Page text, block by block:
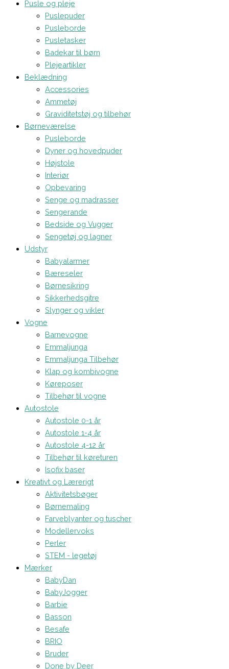
Pusle og pleje
Puslepuder
Pusleborde
Pusletasker
Badekar til børn
Plejeartikler
Beklædning
Accessories
Ammetøj
Graviditetstøj og tilbehør
Børneværelse
Pusleborde
Dyner og hovedpuder
Højstole
Interiør
Opbevaring
Senge og madrasser
Sengerande
Bedside og Vugger
Sengetøj og lagner
Udstyr
Babyalarmer
Bæreseler
Børnesikring
Sikkerhedsgitre
Slynger og vikler
Vogne
Barnevogne
Emmaljunga
Emmaljunga Tilbehør
Klap og kombivogne
Køreposer
Tilbehør til vogne
Autostole
Autostole 0-1 år
Autostole 1-4 år
Autostole 4-12 år
Tilbehør til køreturen
Isofix baser
Kreativt og Lærerigt
Aktivitetsbøger
Børnemaling
Farveblyanter og tuscher
Modellervoks
Perler
STEM - legetøj
Mærker
BabyDan
BabyJogger
Barbie
Basson
Besafe
BRIO
Bruder
Done by Deer